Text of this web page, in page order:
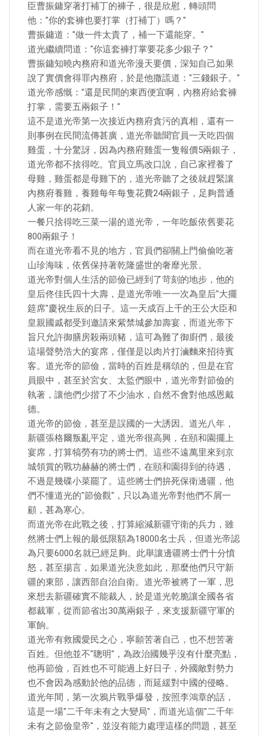
臣曹振鏞穿著打補丁的褲子，很是欣慰，轉頭問
他："你的套褲也要打掌（打補丁）嗎？"
曹振鏞道："做一件太貴了，補一下還能穿。"
道光繼續問道："你這套褲打掌要花多少銀子？"
曹振鏞知曉內務府和道光帝漫天要價，深知自己如果
說了實價會得罪內務府，於是他撒謊道："三錢銀子。"
道光帝感慨："還是民間的東西便宜啊，內務府給套褲
打掌，需要五兩銀子！"
這不是道光帝第一次接近內務府貪污的真相，還有一
則事例在民間流傳甚廣，道光帝聽聞官員一天吃四個
雞蛋，十分驚訝，因為內務府雞蛋一隻報價5兩銀子，
道光帝都不捨得吃。官員立馬改口說，自己家裡養了
母雞，雞蛋都是母雞下的，道光帝聽了之後就趕緊讓
內務府養雞，養雞每年每隻花費24兩銀子，足夠普通
人家一年的花銷。
一餐只捨得吃三菜一湯的道光帝，一年吃飯依舊要花
800兩銀子！
而在道光帝看不見的地方，官員們卻關上門偷偷吃著
山珍海味，依舊保持著乾隆盛世的奢靡光景。
道光帝對個人生活的節儉已經到了苛刻的地步，他的
皇后佟佳氏四十大壽，是道光帝唯一一次為皇后"大擺
筵席"慶祝生辰的日子。這一天成百上千的王公大臣和
皇親國戚都受到邀請來紫禁城參加壽宴，而道光帝下
旨只允許御膳房殺兩頭豬，這可為難了御廚們，最後
這場聲勢浩大的宴席，僅僅是以肉片打滷麵來招待賓
客。道光帝的節儉，當時的百姓是稱頌的，但是在官
員眼中，甚至於宮女、太監們眼中，道光帝對節儉的
執著，讓他們少揩了不少油水，自然不會對他感恩戴
德。
道光帝的節儉，甚至是誤國的一大誘因。道光八年，
新疆張格爾叛亂平定，道光帝很高興，在頤和園擺上
宴席，打算犒勞有功的將士們。這些不遠萬里來到京
城領賞的戰功赫赫的將士們，在頤和園得到的待遇，
不過是幾碟小菜罷了。這些將士們拚死保衛邊疆，他
們不懂道光的"節儉觀"，只以為道光帝對他們不屑一
顧，甚為寒心。
而道光帝在此戰之後，打算縮減新疆守衛的兵力，雖
然將士們上報的最低限額為18000名士兵，但道光帝認
為只要6000名就已經足夠。此舉讓邊疆將士們十分憤
怒，甚至揚言，如果道光決意如此，那麼他們只守新
疆的東部，讓西部自治自衛。道光帝被將了一軍，思
來想去新疆確實不能裁人，於是道光乾脆讓全國各省
都裁軍，從而節省出30萬兩銀子，來支援新疆守軍的
軍餉。
道光帝有救國愛民之心，寧願苦著自己，也不想苦著
百姓。但他並不"聰明"，為政治國幾乎沒有什麼亮點，
他再節儉，百姓也不可能過上好日子，外國敵對勢力
也不會因為感動於他的品德，而延緩對中國的侵略。
道光年間，第一次鴉片戰爭爆發，按照李鴻章的話，
這是一場"二千年未有之大變局"，而道光這個"二千年
未有之節儉皇帝"，並沒有能力處理這樣的問題，甚至